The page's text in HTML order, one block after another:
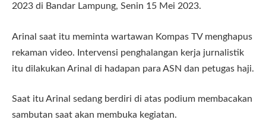
2023 di Bandar Lampung, Senin 15 Mei 2023.
Arinal saat itu meminta wartawan Kompas TV menghapus
rekaman video. Intervensi penghalangan kerja jurnalistik
itu dilakukan Arinal di hadapan para ASN dan petugas haji.
Saat itu Arinal sedang berdiri di atas podium membacakan
sambutan saat akan membuka kegiatan.